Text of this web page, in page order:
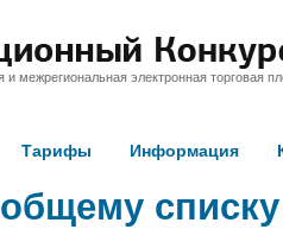
и межрегиональная электронная торговая
Тарифы Информация
списку